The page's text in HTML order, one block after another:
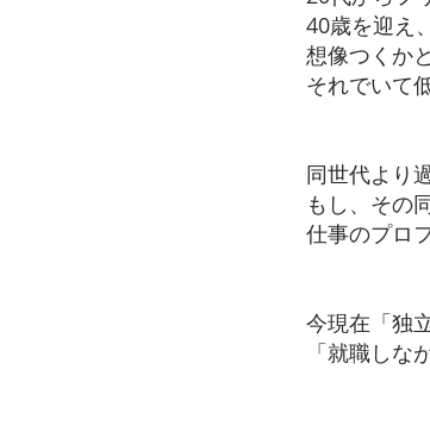
40歳を迎え
想像つくか
それでいて
同世代より
もし、その
仕事のプロ
今現在「独
「就職しな